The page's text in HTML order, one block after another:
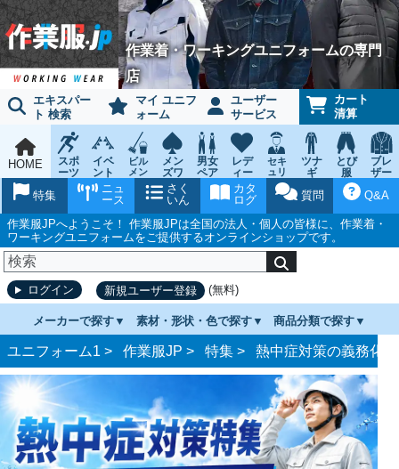
作業着・ワーキングユニフォームの専門
店
エキスパー
ト 検索
マイ ユニフ
ォーム
ユーザー
サービス
カート
清算
HOME
スポ
ーツ
ウェ
イベ
ント
チー
ム
ビル
メン
ンス
メン
ズワ
ーキ
ング
男女
ペア
レデ
ィー
ス
ワー
キン
グ
セキ
ュリ
ティ
ウェ
ツナ
ギ
とび
服
鳶作
業用
ブレ
ザー
ツ
Q&A
質問
カタ
ログ
さく
いん
ニュ
ース
特集
作業服JPへようこそ！ 作業服JPは全国の法人・個人の皆様に、作業着・
ワーキングユニフォームをご提供するオンラインショップです。
ログイン 新規ユーザー登録 (無料)
メーカーで探す 素材・形状・色で探す 商品分類で探す
ユニフォーム1 > 作業服JP > 特集 > 熱中症対策の義務化